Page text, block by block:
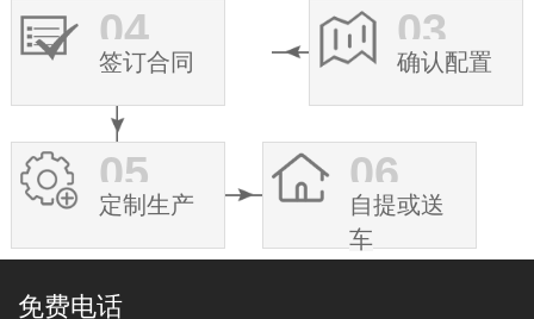
03
确认配置
04
签订合同
05
定制生产
06
自提或送
车
免费电话